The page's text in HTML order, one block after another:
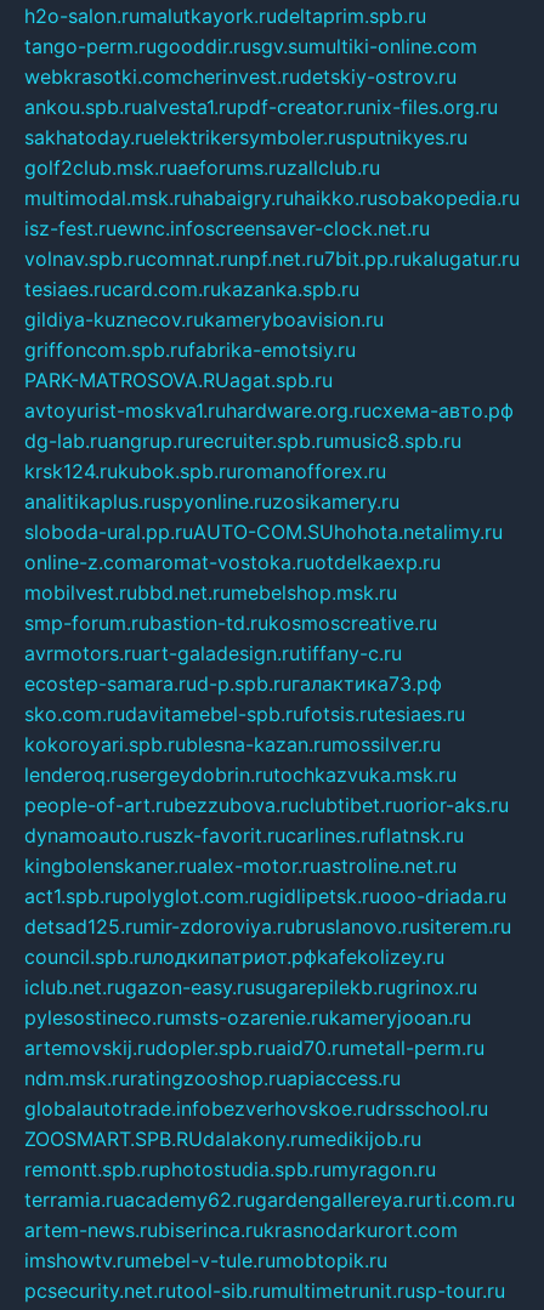
h2o-salon.rumalutkayork.rudeltaprim.spb.ru
tango-perm.rugooddir.rusgv.sumultiki-online.com
webkrasotki.comcherinvest.rudetskiy-ostrov.ru
ankou.spb.rualvesta1.rupdf-creator.runix-files.org.ru
sakhatoday.ruelektrikersymboler.rusputnikyes.ru
golf2club.msk.ruaeforums.ruzallclub.ru
multimodal.msk.ruhabaigry.ruhaikko.rusobakopedia.ru
isz-fest.ruewnc.infoscreensaver-clock.net.ru
volnav.spb.rucomnat.runpf.net.ru7bit.pp.rukalugatur.ru
tesiaes.rucard.com.rukazanka.spb.ru
gildiya-kuznecov.rukameryboavision.ru
griffoncom.spb.rufabrika-emotsiy.ru
PARK-MATROSOVA.RUagat.spb.ru
avtoyurist-moskva1.ruhardware.org.ruсхема-авто.рф
dg-lab.ruangrup.rurecruiter.spb.rumusic8.spb.ru
krsk124.rukubok.spb.ruromanofforex.ru
analitikaplus.ruspyonline.ruzosikamery.ru
sloboda-ural.pp.ruAUTO-COM.SUhohota.netalimy.ru
online-z.comaromat-vostoka.ruotdelkaexp.ru
mobilvest.rubbd.net.rumebelshop.msk.ru
smp-forum.rubastion-td.rukosmoscreative.ru
avrmotors.ruart-galadesign.rutiffany-c.ru
ecostep-samara.rud-p.spb.ruгалактика73.рф
sko.com.rudavitamebel-spb.rufotsis.rutesiaes.ru
kokoroyari.spb.rublesna-kazan.rumossilver.ru
lenderoq.rusergeydobrin.rutochkazvuka.msk.ru
people-of-art.rubezzubova.ruclubtibet.ruorior-aks.ru
dynamoauto.ruszk-favorit.rucarlines.ruflatnsk.ru
kingbolenskaner.rualex-motor.ruastroline.net.ru
act1.spb.rupolyglot.com.rugidlipetsk.ruooo-driada.ru
detsad125.rumir-zdoroviya.rubruslanovo.rusiterem.ru
council.spb.ruлодкипатриот.рфkafekolizey.ru
iclub.net.rugazon-easy.rusugarepilekb.rugrinox.ru
pylesostineco.rumsts-ozarenie.rukameryjooan.ru
artemovskij.rudopler.spb.ruaid70.rumetall-perm.ru
ndm.msk.ruratingzooshop.ruapiaccess.ru
globalautotrade.infobezverhovskoe.rudrsschool.ru
ZOOSMART.SPB.RUdalakony.rumedikijob.ru
remontt.spb.ruphotostudia.spb.rumyragon.ru
terramia.ruacademy62.rugardengallereya.rurti.com.ru
artem-news.rubiserinca.rukrasnodarkurort.com
imshowtv.rumebel-v-tule.rumobtopik.ru
pcsecurity.net.rutool-sib.rumultimetrunit.rusp-tour.ru